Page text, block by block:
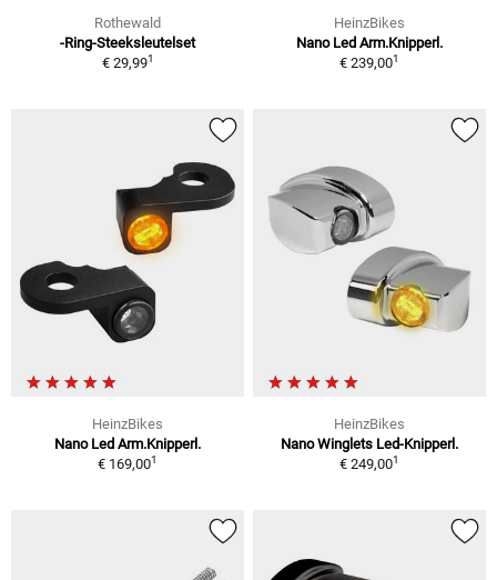
Rothewald
-Ring-Steeksleutelset
€ 29,991
HeinzBikes
Nano Led Arm.Knipperl.
€ 239,001
HeinzBikes
Nano Led Arm.Knipperl.
€ 169,001
HeinzBikes
Nano Winglets Led-Knipperl.
€ 249,001